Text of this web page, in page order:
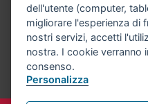
Accessibilità Carta dei valori
Informativa sul
© Comune di Bologna
dell'utente (computer,
migliorare l'esperienza di
nostri servizi, accetti
nostra. I cookie verranno
consenso.
Personalizza